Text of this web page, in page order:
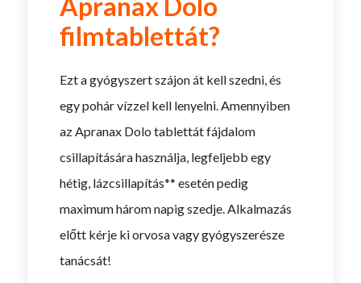
filmtablettát?
Ezt a gyógyszert szájon át kell szedni, és
egy pohár vízzel kell lenyelni. Amennyiben
az Apranax Dolo tablettát fájdalom
csillapítására használja, legfeljebb egy
hétig, lázcsillapítás** esetén pedig
maximum három napig szedje. Alkalmazás
előtt kérje ki orvosa vagy gyógyszerésze
tanácsát!